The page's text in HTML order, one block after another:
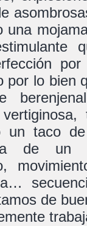
una
por lo bien
un taco
de un
de